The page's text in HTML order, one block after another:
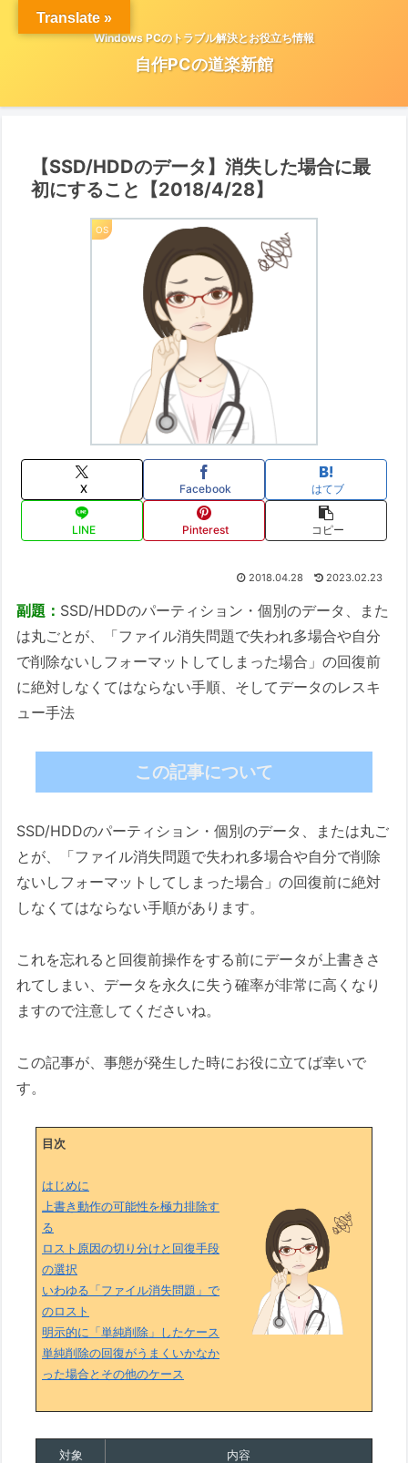
Windows PCのトラブル解決とお役立ち情報
自作PCの道楽新館
【SSD/HDDのデータ】消失した場合に最
初にすること【2018/4/28】
OS
X Facebook はてブ
LINE Pinterest コピー
2018.04.28 2023.02.23
副題： SSD/HDDのパーティション・個別のデータ、また
は丸ごとが、「ファイル消失問題で失われ多場合や自分
で削除ないしフォーマットしてしまった場合」の回復前
に絶対しなくてはならない手順、そしてデータのレスキ
ュー手法
この記事について
SSD/HDDのパーティション・個別のデータ、または丸ご
とが、「ファイル消失問題で失われ多場合や自分で削除
ないしフォーマットしてしまった場合」の回復前に絶対
しなくてはならない手順があります。
これを忘れると回復前操作をする前にデータが上書きさ
れてしまい、データを永久に失う確率が非常に高くなり
ますので注意してくださいね。
この記事が、事態が発生した時にお役に立てば幸いで
す。
目次
はじめに
上書き動作の可能性を極力排除す
る
ロスト原因の切り分けと回復手段
の選択
いわゆる「ファイル消失問題」で
のロスト
明示的に「単純削除」したケース
単純削除の回復がうまくいかなか
った場合とその他のケース
対象 内容
Translate »